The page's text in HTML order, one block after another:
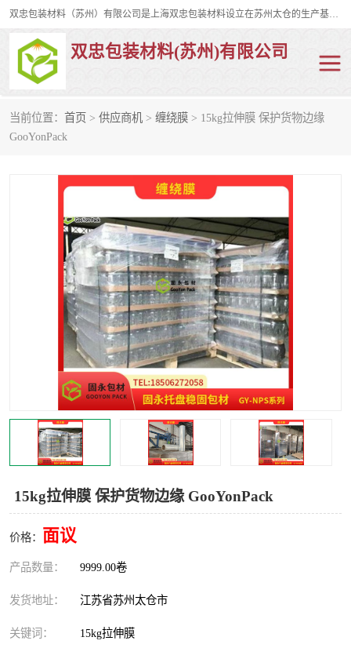
双忠包装材料（苏州）有限公司是上海双忠包装材料设立在苏州太仓的生产基地，占地约2万平米，产品主要有打孔缠绕膜，拉伸蜂窝纸，集装箱充气袋，滑托板，打包带，裹包网兜，防滑纸等箱体和托盘的运输和保护性包材。固永包材®，GooYon Pack®，是我们保护性包装材料的专属品牌。
双忠包装材料(苏州)有限公司
当前位置： 首页 > 供应商机 > 缠绕膜 > 15kg拉伸膜 保护货物边缘
GooYonPack
15kg拉伸膜 保护货物边缘 GooYonPack
价格： 面议
产品数量： 9999.00卷
发货地址： 江苏省苏州太仓市
关键词： 15kg拉伸膜
打孔缠绕膜
裹包网兜 纤维打包带
充气袋
缠绕膜
托盘裹包网兜
托盘捆绑带